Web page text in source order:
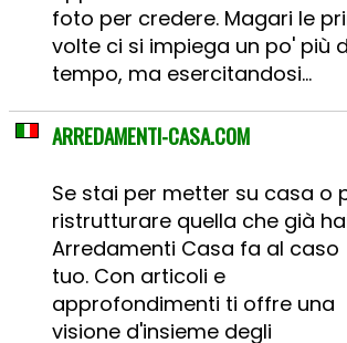
foto per credere. Magari le
volte ci si impiega un po' più
tempo, ma esercitandosi...
ARREDAMENTI-CASA.COM
Se stai per metter su casa o
ristrutturare quella che già
Arredamenti Casa fa al caso
tuo. Con articoli e
approfondimenti ti offre una
visione d'insieme degli